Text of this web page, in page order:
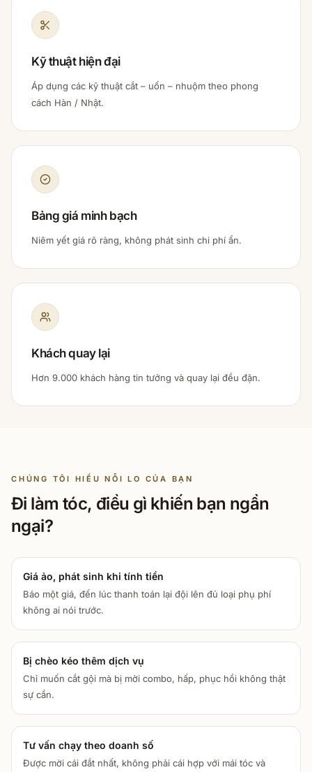
Kỹ thuật hiện đại
Áp dụng các kỹ thuật cắt – uốn – nhuộm theo phong
cách Hàn / Nhật.
Bảng giá minh bạch
Niêm yết giá rõ ràng, không phát sinh chi phí ẩn.
Khách quay lại
Hơn 9.000 khách hàng tin tưởng và quay lại đều đặn.
CHÚNG TÔI HIỂU NỖI LO CỦA BẠN
Đi làm tóc, điều gì khiến bạn ngần
ngại?
Giá ảo, phát sinh khi tính tiền
Báo một giá, đến lúc thanh toán lại đội lên đủ loại phụ phí
không ai nói trước.
Bị chèo kéo thêm dịch vụ
Chỉ muốn cắt gội mà bị mời combo, hấp, phục hồi không thật
sự cần.
Tư vấn chạy theo doanh số
Được mời cái đắt nhất, không phải cái hợp với mái tóc và